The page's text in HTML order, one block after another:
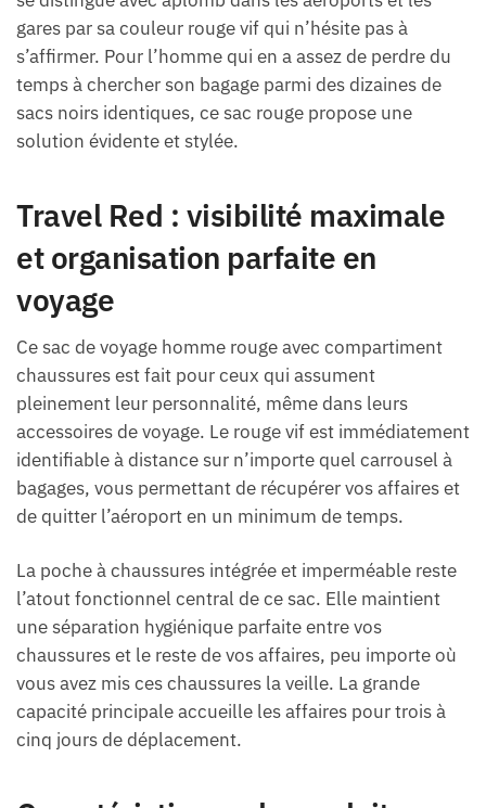
gares par sa couleur rouge vif qui n’hésite pas à
s’affirmer. Pour l’homme qui en a assez de perdre du
temps à chercher son bagage parmi des dizaines de
sacs noirs identiques, ce sac rouge propose une
solution évidente et stylée.
Travel Red : visibilité maximale
et organisation parfaite en
voyage
Ce sac de voyage homme rouge avec compartiment
chaussures est fait pour ceux qui assument
pleinement leur personnalité, même dans leurs
accessoires de voyage. Le rouge vif est immédiatement
identifiable à distance sur n’importe quel carrousel à
bagages, vous permettant de récupérer vos affaires et
de quitter l’aéroport en un minimum de temps.
La poche à chaussures intégrée et imperméable reste
l’atout fonctionnel central de ce sac. Elle maintient
une séparation hygiénique parfaite entre vos
chaussures et le reste de vos affaires, peu importe où
vous avez mis ces chaussures la veille. La grande
capacité principale accueille les affaires pour trois à
cinq jours de déplacement.